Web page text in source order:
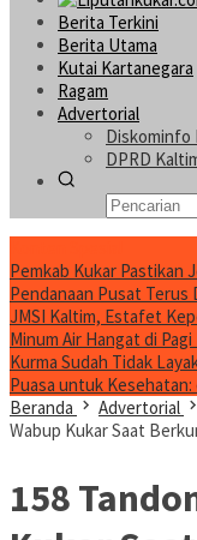
Berita Terkini
Berita Utama
Kutai Kartanegara
Ragam
Advertorial
Diskominfo
DPRD
Pemkab Kukar Pastikan
Pendanaan Pusat Terus
JMSI Kaltim, Estafet
Minum Air Hangat di
Kurma Sudah Tidak
Puasa untuk
Beranda
Advertorial
Wabup Kukar Saat
158